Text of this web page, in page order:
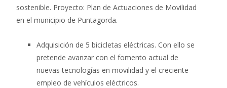
sostenible. Proyecto: Plan de Actuaciones de Movilidad
en el municipio de Puntagorda.
Adquisición de 5 bicicletas eléctricas. Con ello se
pretende avanzar con el fomento actual de
nuevas tecnologías en movilidad y el creciente
empleo de vehículos eléctricos.